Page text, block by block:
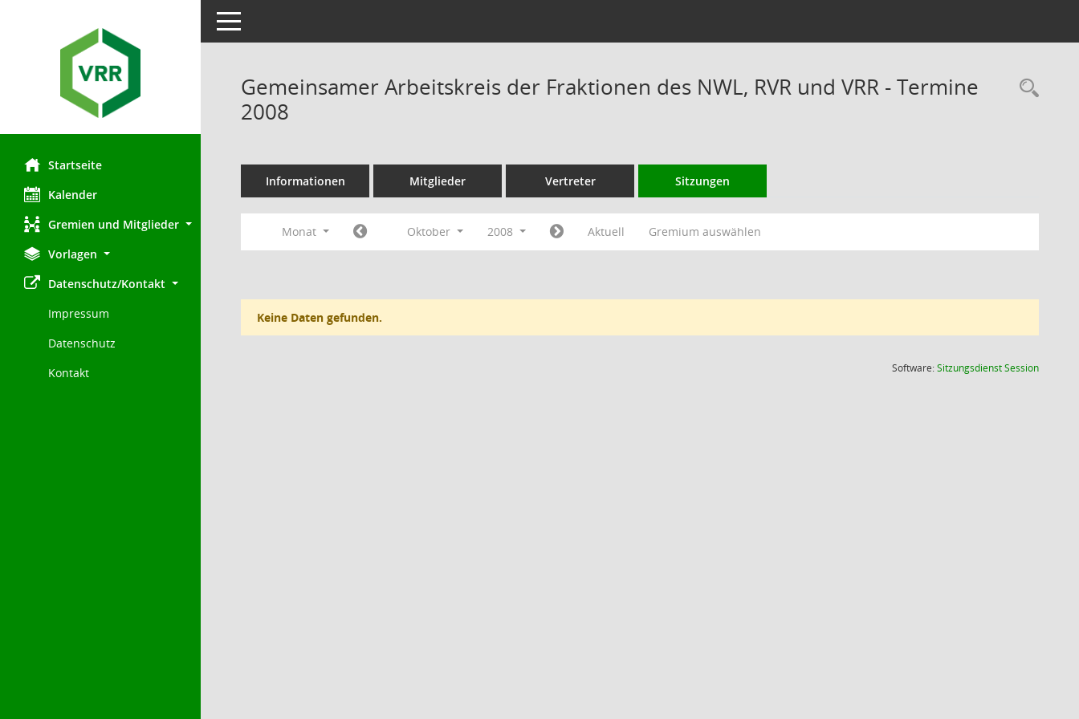
Startseite
Kalender
Gremien und Mitglieder
Vorlagen
Datenschutz/Kontakt
Impressum
Datenschutz
Kontakt
Toggle navigation
Gemeinsamer Arbeitskreis der Fraktionen des NWL, RVR und VRR - Termine
2008
Informationen Mitglieder Vertreter Sitzungen
Monat Oktober 2008 Aktuell Gremium auswählen
Keine Daten gefunden.
Software:SitzungsdienstSession(Wird in